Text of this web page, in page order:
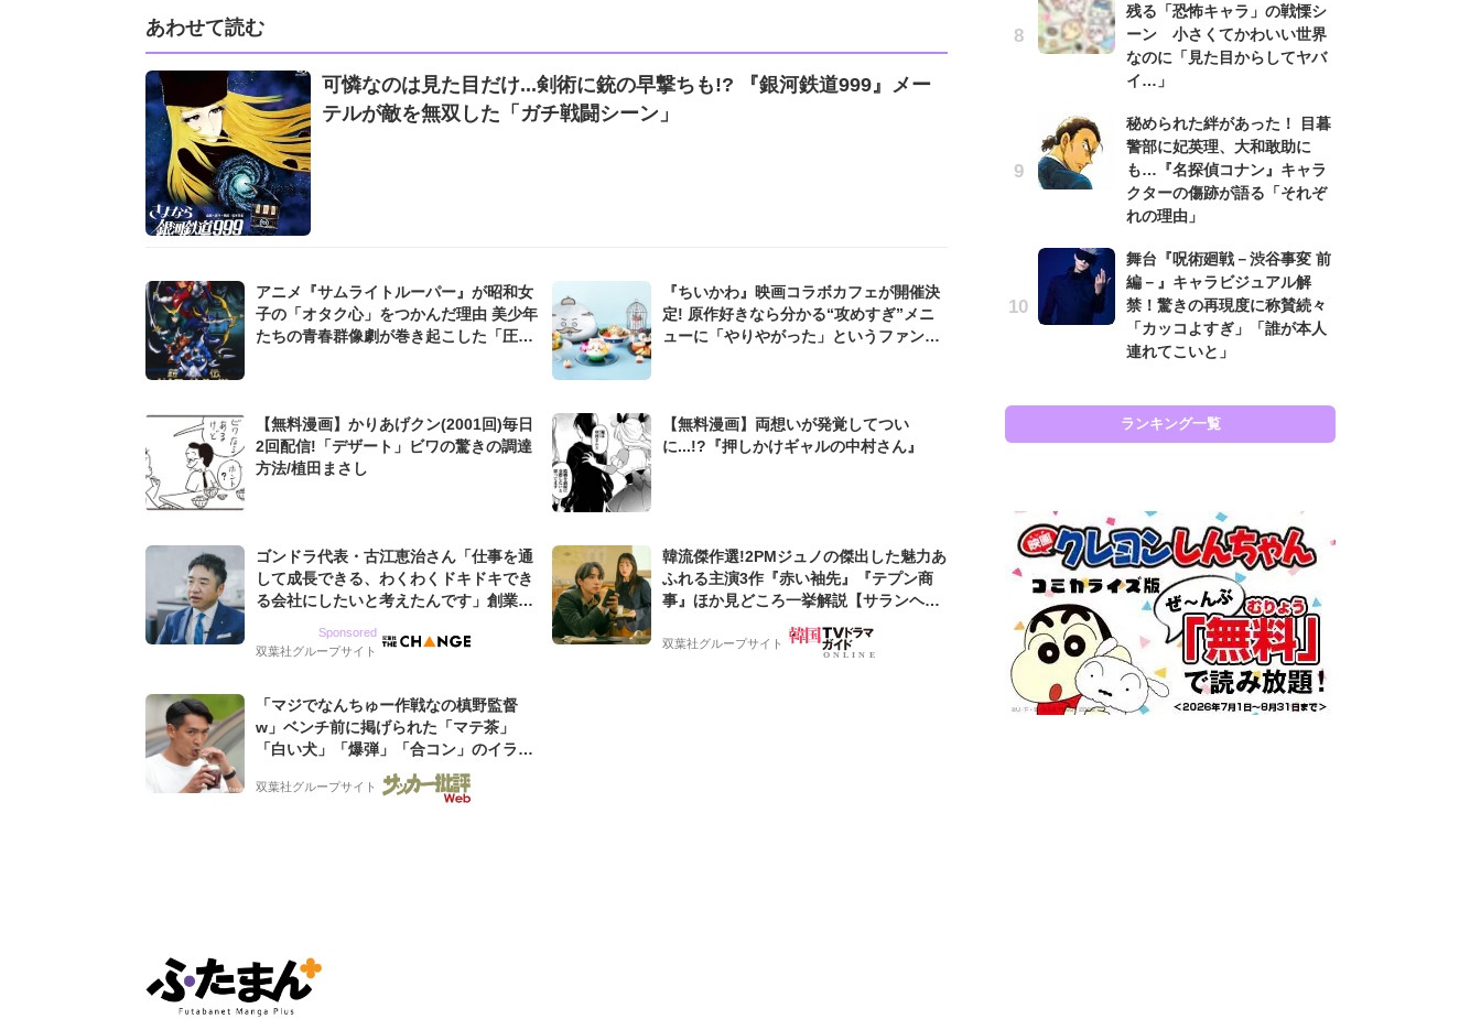
あわせて読む
可憐なのは見た目だけ...剣術に銃の早撃ちも!? 『銀河鉄道999』メー
テルが敵を無双した「ガチ戦闘シーン」
アニメ『サムライトルーパー』が昭和女
子の「オタク心」をつかんだ理由 美少年
たちの青春群像劇が巻き起こした「圧巻
『ちいかわ』映画コラボカフェが開催決
定! 原作好きなら分かる“攻めすぎ”メニ
ューに「やりやがった」というファンの
【無料漫画】かりあげクン(2001回)毎日
2回配信!「デザート」ビワの驚きの調達
方法/植田まさし
【無料漫画】両想いが発覚してつい
に...!?『押しかけギャルの中村さん』
ゴンドラ代表・古江恵治さん「仕事を通
して成長できる、わくわくドキドキでき
る会社にしたいと考えたんです」創業来
グ会社のアイデンティティ
Sponsored
双葉社グループサイト
韓流傑作選!2PMジュノの傑出した魅力あ
ふれる主演3作『赤い袖先』『テプン商
事』ほか見どころ一挙解説【サランヘジ
双葉社グループサイト
「マジでなんちゅー作戦なの槙野監督
w」ベンチ前に掲げられた「マテ茶」
「白い犬」「爆弾」「合コン」のイラス
ト入り作戦ボードにファン困惑!「想像よ
りデカくて吹いた」
双葉社グループサイト
残る「恐怖キャラ」の戦慄シ
ーン 小さくてかわいい世界
なのに「見た目からしてヤバ
イ…」
秘められた絆があった！ 目暮
警部に妃英理、大和敢助に
も…『名探偵コナン』キャラ
クターの傷跡が語る「それぞ
れの理由」
舞台『呪術廻戦－渋谷事変 前
編－』キャラビジュアル解
禁！驚きの再現度に称賛続々
「カッコよすぎ」「誰が本人
連れてこいと」
ランキング一覧